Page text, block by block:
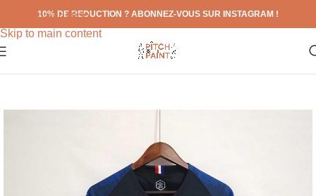
Skip to navigation
Skip to main content
10% DE REDUCTION ? ABONNEZ-VOUS SUR INSTAGRAM !